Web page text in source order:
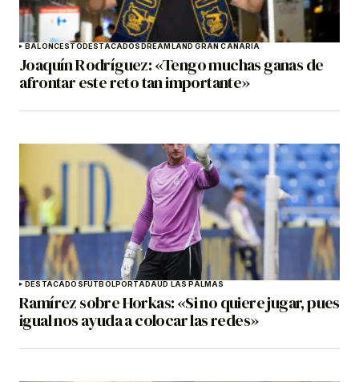
BALONCESTO DESTACADOS DREAMLAND GRAN CANARIA
Joaquín Rodríguez: «Tengo muchas ganas de
afrontar este reto tan importante»
DESTACADOS FÚTBOLPORTADAUD LAS PALMAS
Ramírez sobre Horkas: «Si no quiere jugar, pues
igual nos ayuda a colocar las redes»